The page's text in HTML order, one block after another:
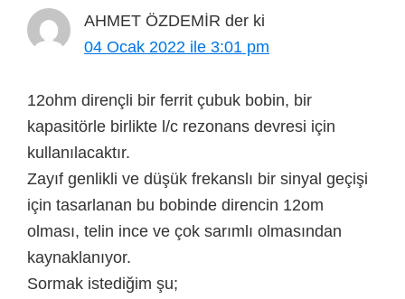
AHMET ÖZDEMİR der ki
04 Ocak 2022 ile 3:01 pm
12ohm dirençli bir ferrit çubuk bobin, bir
kapasitörle birlikte l/c rezonans devresi için
kullanılacaktır.
Zayıf genlikli ve düşük frekanslı bir sinyal geçişi
için tasarlanan bu bobinde direncin 12om
olması, telin ince ve çok sarımlı olmasından
kaynaklanıyor.
Sormak istediğim şu;